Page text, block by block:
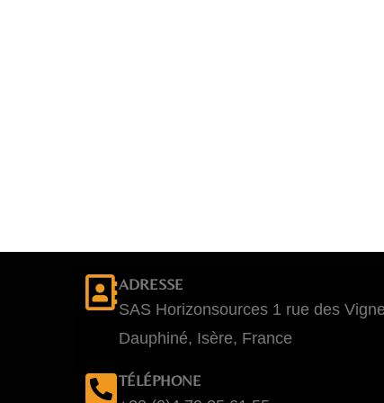
ADRESSE
SAS Horizonsources 1 rue des
Dauphiné, Isère, France
TÉLÉPHONE